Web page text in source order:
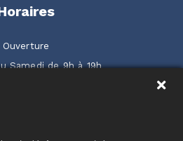
Ouverture
Samedi de 9h à 19h